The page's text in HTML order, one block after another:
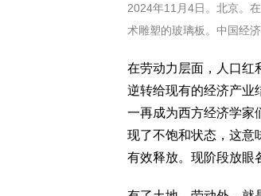
2024年11月4日。北京。
术雕塑的玻璃板。中国经济
在劳动力层面，人口红
逆转给现有的经济产业
一再成为西方经济学家
现了不饱和状态，这意
有效释放。现阶段放眼